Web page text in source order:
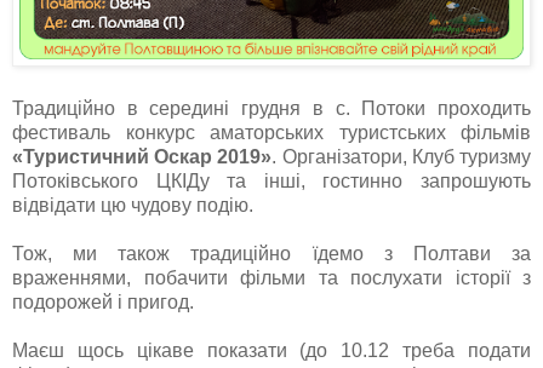
Традиційно в середині грудня в с. Потоки проходить
фестиваль конкурс аматорських туристських фільмів
«Туристичний Оскар 2019». Організатори, Клуб туризму
Потоківського ЦКІДу та інші, гостинно запрошують
відвідати цю чудову подію.
Тож, ми також традиційно їдемо з Полтави за
враженнями, побачити фільми та послухати історії з
подорожей і пригод.
Маєш щось цікаве показати (до 10.12 треба подати